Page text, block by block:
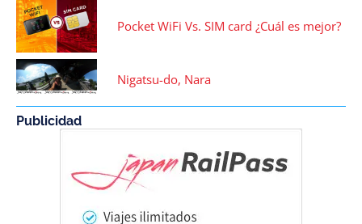
Pocket WiFi Vs. SIM card ¿Cuál es mejor?
Nigatsu-do, Nara
Publicidad